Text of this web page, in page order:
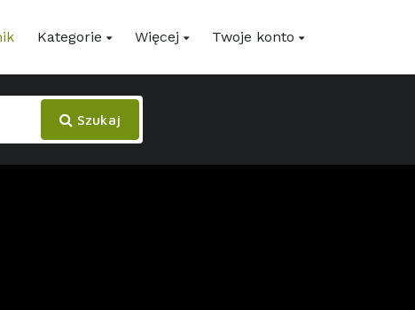
Kategorie Więcej Twoje konto
Szukaj